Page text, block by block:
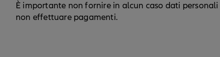
È importante non fornire in alcun caso dati personali
non effettuare pagamenti.